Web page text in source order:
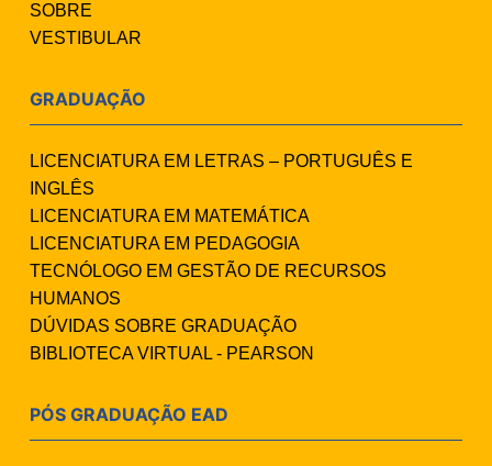
SOBRE
VESTIBULAR
GRADUAÇÃO
LICENCIATURA EM LETRAS – PORTUGUÊS E
INGLÊS
LICENCIATURA EM MATEMÁTICA
LICENCIATURA EM PEDAGOGIA
TECNÓLOGO EM GESTÃO DE RECURSOS
HUMANOS
DÚVIDAS SOBRE GRADUAÇÃO
BIBLIOTECA VIRTUAL - PEARSON
PÓS GRADUAÇÃO EAD